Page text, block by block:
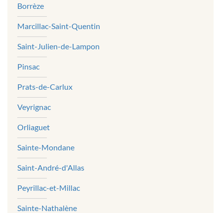
Borrèze
Marcillac-Saint-Quentin
Saint-Julien-de-Lampon
Pinsac
Prats-de-Carlux
Veyrignac
Orliaguet
Sainte-Mondane
Saint-André-d'Allas
Peyrillac-et-Millac
Sainte-Nathalène